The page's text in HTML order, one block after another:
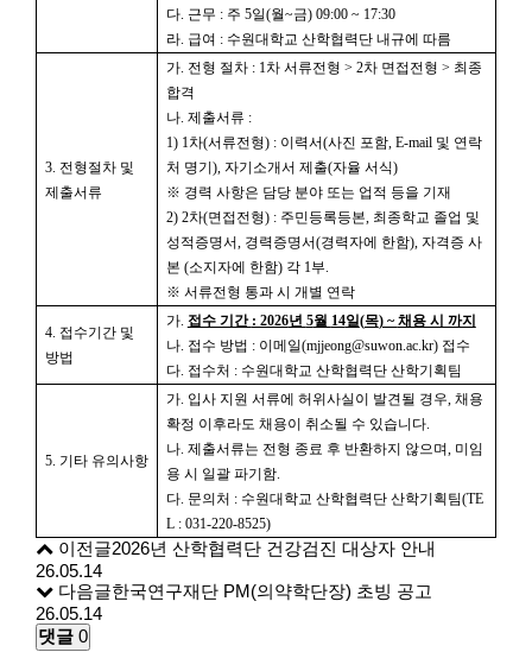
다. 근무 : 주 5일(월~금) 09:00 ~ 17:30
라. 급여 : 수원대학교 산학협력단 내규에 따름
3. 전형절차 및
제출서류
가. 전형 절차 : 1차 서류전형 > 2차 면접전형 > 최종
합격
나. 제출서류 :
1) 1차(서류전형) : 이력서(사진 포함, E-mail 및 연락
처 명기 ), 자기소개서 제출(자율 서식)
※ 경력 사항은 담당 분야 또는 업적 등을 기재
2) 2차(면접전형) : 주민등록등본, 최종학교 졸업 및
성적증명서, 경력증명서(경력자에 한함), 자격증 사
본 (소지자에 한함) 각 1부.
※ 서류전형 통과 시 개별 연락
4. 접수기간 및
방법
가. 접수 기간 : 2026년 5월 14일(목) ~ 채용 시 까지
나. 접수 방법 : 이메일(mjjeong@suwon.ac.kr) 접수
다. 접수처 : 수원대학교 산학협력단 산학기획팀
5. 기타 유의사항
가. 입사 지원 서류에 허위사실이 발견될 경우, 채용
확정 이후라도 채용이 취소될 수 있습니다.
나. 제출서류는 전형 종료 후 반환하지 않으며, 미임
용 시 일괄 파기함.
다. 문의처 : 수원대학교 산학협력단 산학기획팀(TE
L : 031-220-8525)
이전글2026년 산학협력단 건강검진 대상자 안내
26.05.14
다음글한국연구재단 PM(의약학단장) 초빙 공고
26.05.14
댓글 0